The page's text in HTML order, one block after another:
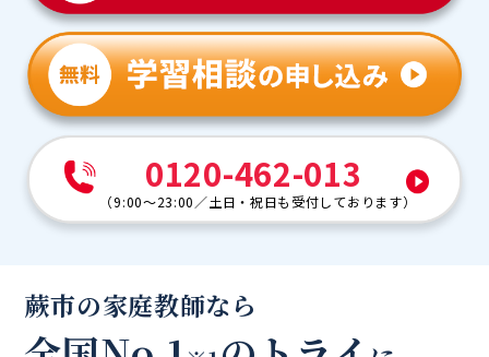
0120-462-013
（9:00～23:00／土日・祝日も受付しております）
蕨市の家庭教師なら